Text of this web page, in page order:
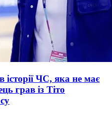
історії ЧС, яка не має
грав із Тіто